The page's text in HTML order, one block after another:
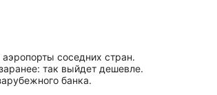
соседних стран.
так выйдет дешевле.
банка.